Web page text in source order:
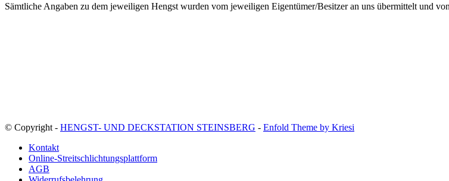
Sämtliche Angaben zu dem jeweiligen Hengst wurden vom jeweiligen Eigentümer/Besitzer an uns übermittelt und
© Copyright - HENGST- UND DECKSTATION STEINSBERG - Enfold Theme by Kriesi
Kontakt
Online-Streitschlichtungsplattform
AGB